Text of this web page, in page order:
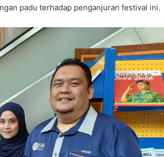
padu terhadap penganjuran festival ini.